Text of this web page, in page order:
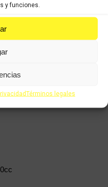
y funciones.
Términos legales
125cc